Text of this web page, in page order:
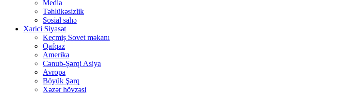
Media
Təhlükəsizlik
Sosial sahə
Xarici Siyasət
Keçmiş Sovet məkanı
Qafqaz
Amerika
Cənub-Şərqi Asiya
Avropa
Böyük Şərq
Xəzər hövzəsi